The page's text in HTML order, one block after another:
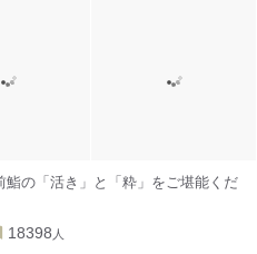
の「活き」と「粋」をご堪能くだ
18398 人